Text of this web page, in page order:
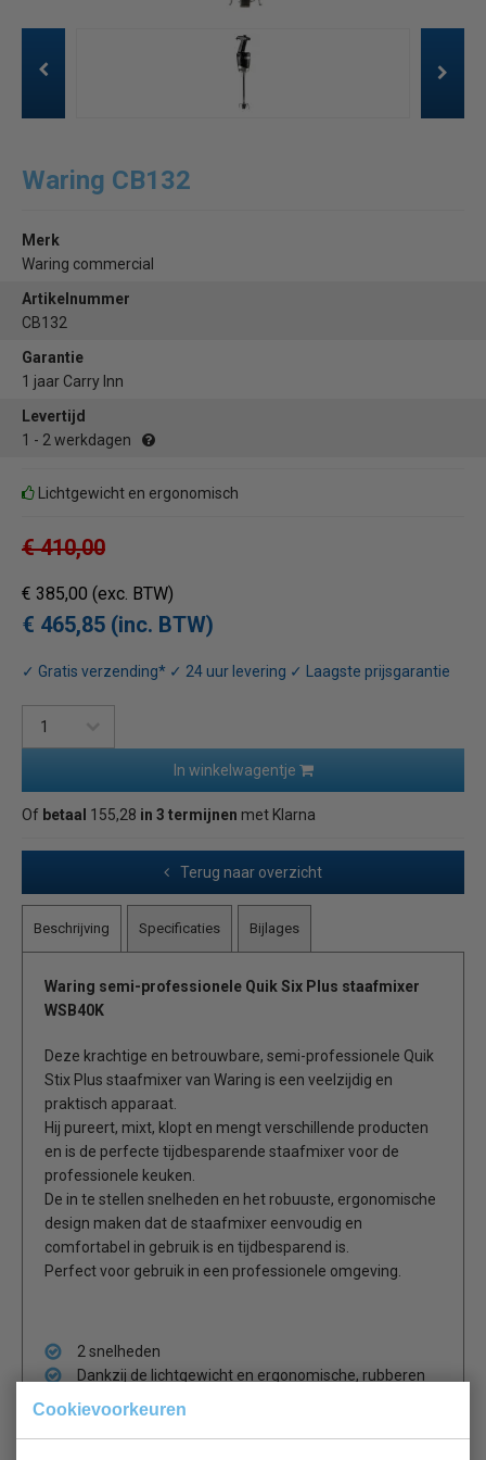
Cookievoorkeuren
Waring CB132
Merk
Waring commercial
Artikelnummer
CB132
Garantie
1 jaar Carry Inn
Levertijd
1 - 2 werkdagen
Lichtgewicht en ergonomisch
€ 410,00
€ 385,00 (exc. BTW)
€ 465,85 (inc. BTW)
✓ Gratis verzending* ✓ 24 uur levering ✓ Laagste prijsgarantie
In winkelwagentje
Of betaal 155,28 in 3 termijnen met Klarna
Terug naar overzicht
Beschrijving Specificaties Bijlages
Waring semi-professionele Quik Six Plus staafmixer
WSB40K
Deze krachtige en betrouwbare, semi-professionele Quik
Stix Plus staafmixer van Waring is een veelzijdig en
praktisch apparaat.
Hij pureert, mixt, klopt en mengt verschillende producten
en is de perfecte tijdbesparende staafmixer voor de
professionele keuken.
De in te stellen snelheden en het robuuste, ergonomische
design maken dat de staafmixer eenvoudig en
comfortabel in gebruik is en tijdbesparend is.
Perfect voor gebruik in een professionele omgeving.
2 snelheden
Dankzij de lichtgewicht en ergonomische, rubberen
handgreep en het compacte formaat is de